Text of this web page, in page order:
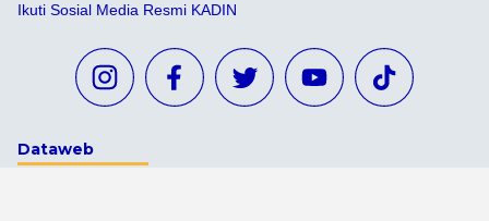
Ikuti Sosial Media Resmi KADIN
Dataweb